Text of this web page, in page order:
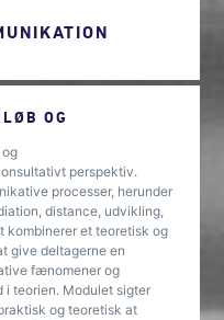
OG
perspektiv.
processer, herunder
distance, udvikling,
kombinerer et teoretisk og
give deltagerne en
fænomener og
i teorien. Modulet sigter
og teoretisk at